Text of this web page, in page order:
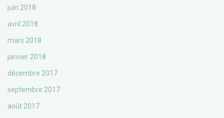
juin 2018
avril 2018
mars 2018
janvier 2018
décembre 2017
septembre 2017
août 2017